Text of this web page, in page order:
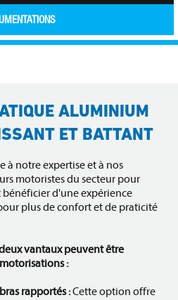
ALUMINIUM
ET BATTANT
à notre expertise et à nos
motoristes du secteur pour
d'une expérience
plus de confort et de praticité
vantaux peuvent être
:
rapportés :Cette option offre